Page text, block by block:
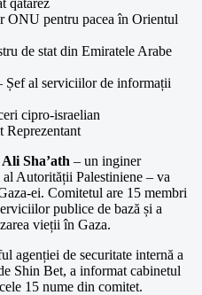
ONU pentru pacea în Orientul
de stat din Emiratele Arabe
Șef al serviciilor de informații
cipro-israelian
Reprezentant
Sha’ath – un inginer
Autorității Palestiniene – va
ei. Comitetul are 15 membri
publice de bază și a
vieții în Gaza.
agenției de securitate internă a
Shin Bet, a informat cabinetul
15 nume din comitet.